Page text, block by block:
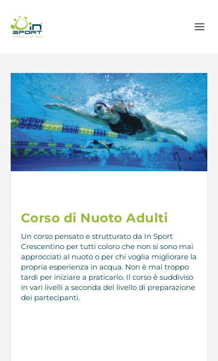
Corso di Nuoto Adulti
Un corso pensato e strutturato da In Sport
Crescentino per tutti coloro che non si sono mai
approcciati al nuoto o per chi voglia migliorare la
propria esperienza in acqua. Non è mai troppo
tardi per iniziare a praticarlo. Il corso è suddiviso
in vari livelli a seconda del livello di preparazione
dei partecipanti.